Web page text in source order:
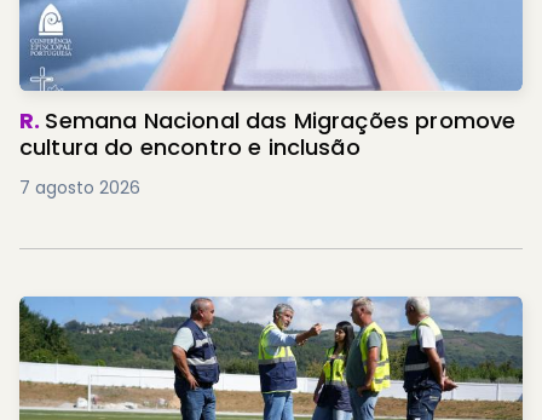
R. Semana Nacional das Migrações promove
cultura do encontro e inclusão
7 agosto 2026